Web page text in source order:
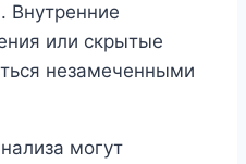
Внутренние
или скрытые
незамеченными
могут